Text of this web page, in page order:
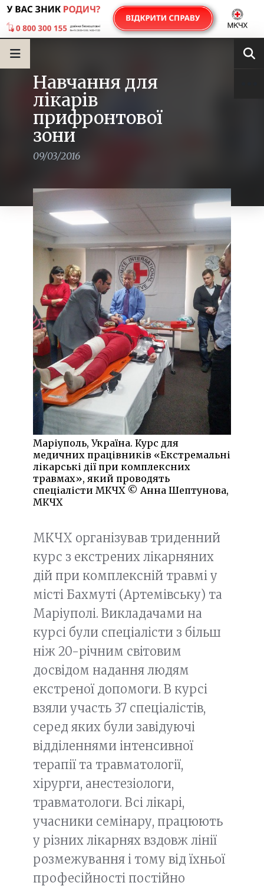
Навчання для
лікарів
прифронтової
зони
09/03/2016
Маріуполь, Україна. Курс для
медичних працівників «Екстремальні
лікарські дії при комплексних
травмах», який проводять
спеціалісти МКЧХ © Анна Шептунова,
МКЧХ
МКЧХ організував триденний
курс з екстрених лікарняних
дій при комплексній травмі у
місті Бахмуті (Артемівську) та
Маріуполі. Викладачами на
курсі були спеціалісти з більш
ніж 20-річним світовим
досвідом надання людям
екстреної допомоги. В курсі
взяли участь 37 спеціалістів,
серед яких були завідуючі
відділеннями інтенсивної
терапії та травматології,
хірурги, анестезіологи,
травматологи. Всі лікарі,
учасники семінару, працюють
у різних лікарнях вздовж лінії
розмежування і тому від їхньої
професійності постійно